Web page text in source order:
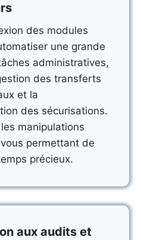
des modules
une grande
administratives,
des transferts
et la
des sécurisations.
manipulations
permettant de
précieux.
aux audits et